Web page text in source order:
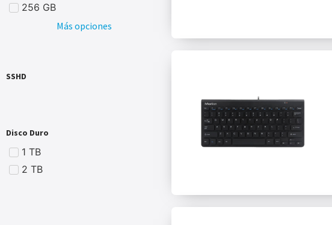
256 GB
Más opciones
SSHD
Disco Duro
1 TB
2 TB